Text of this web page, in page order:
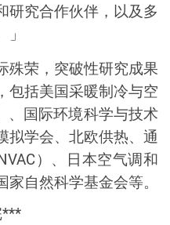
研究合作伙伴，以及多
殊荣，突破性研究成果
包括美国采暖制冷与空
、国际环境科学与技术
拟学会、北欧供热、通
）、日本空气调和
自然科学基金会等。
***